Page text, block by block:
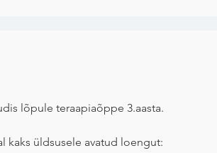
lõpule teraapiaõppe 3.aasta.
kaks üldsusele avatud loengut: